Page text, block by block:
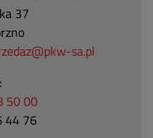
37
sa.pl
50 00
44 76